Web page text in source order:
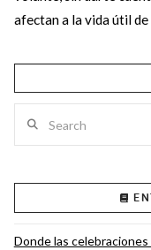
afectan a la vida útil de
Donde las